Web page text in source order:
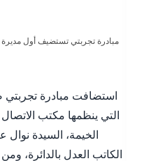
استضافت مبادرة تجربتي
التي ينظمها مكتب
الخيمة، السيدة نوال
الكاتب العدل بالدائرة،